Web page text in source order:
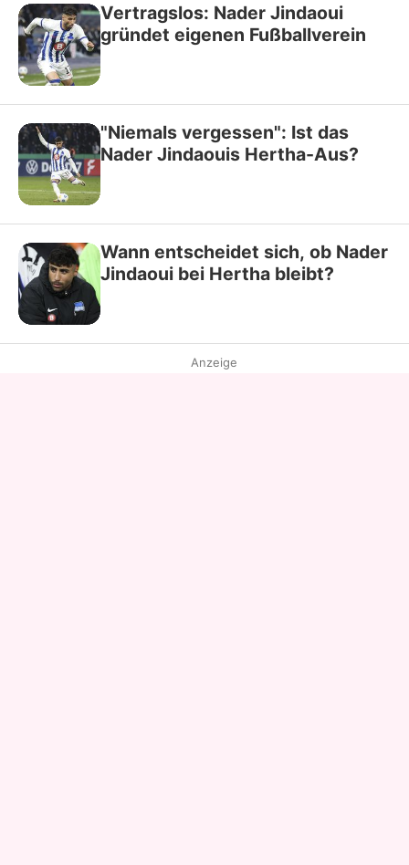
Vertragslos: Nader Jindaoui
gründet eigenen Fußballverein
"Niemals vergessen": Ist das
Nader Jindaouis Hertha-Aus?
Wann entscheidet sich, ob Nader
Jindaoui bei Hertha bleibt?
Anzeige